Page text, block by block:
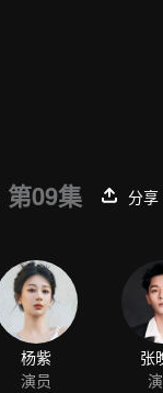
第09集
分享
杨紫
演员
张